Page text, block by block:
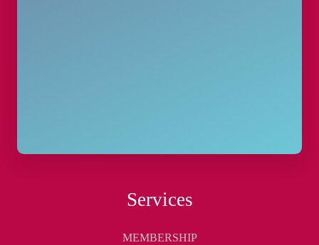
Services
MEMBERSHIP